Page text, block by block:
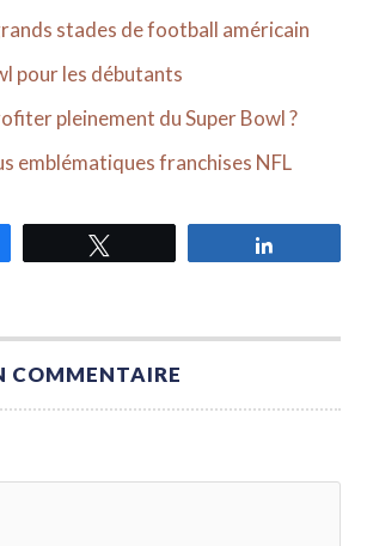
stades de football américain
pour les débutants
pleinement du Super Bowl ?
emblématiques franchises NFL
COMMENTAIRE